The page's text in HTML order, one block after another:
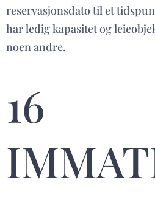
reservasjonsdato til et
har ledig kapasitet og
noen andre.
16